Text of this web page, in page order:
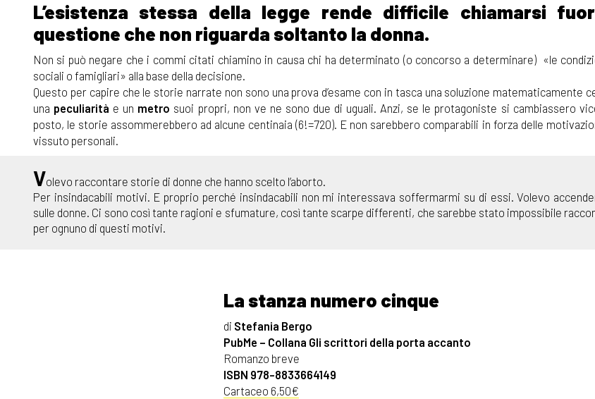
L’esistenza stessa della legge rende difficile chiamarsi
questione che non riguarda soltanto la donna.
Non si può negare che i commi citati chiamino in causa chi ha determinato (o concorso a determinare) «le
sociali o famigliari» alla base della decisione.
Questo per capire che le storie narrate non sono una prova d’esame con in tasca una soluzione matematicamente
una peculiarità e un metro suoi propri, non ve ne sono due di uguali. Anzi, se le protagoniste si cambiassero
posto, le storie assommerebbero ad alcune centinaia (6!=720). E non sarebbero comparabili in forza delle
vissuto personali.
Volevo raccontare storie di donne che hanno scelto l’aborto.
Per insindacabili motivi. E proprio perché insindacabili non mi interessava soffermarmi su di essi. Volevo
sulle donne. Ci sono così tante ragioni e sfumature, così tante scarpe differenti, che sarebbe stato impossibile
per ognuno di questi motivi.
La stanza numero cinque
di Stefania Bergo
PubMe – Collana Gli scrittori della porta accanto
Romanzo breve
ISBN 978-8833664149
Cartaceo 6,50€